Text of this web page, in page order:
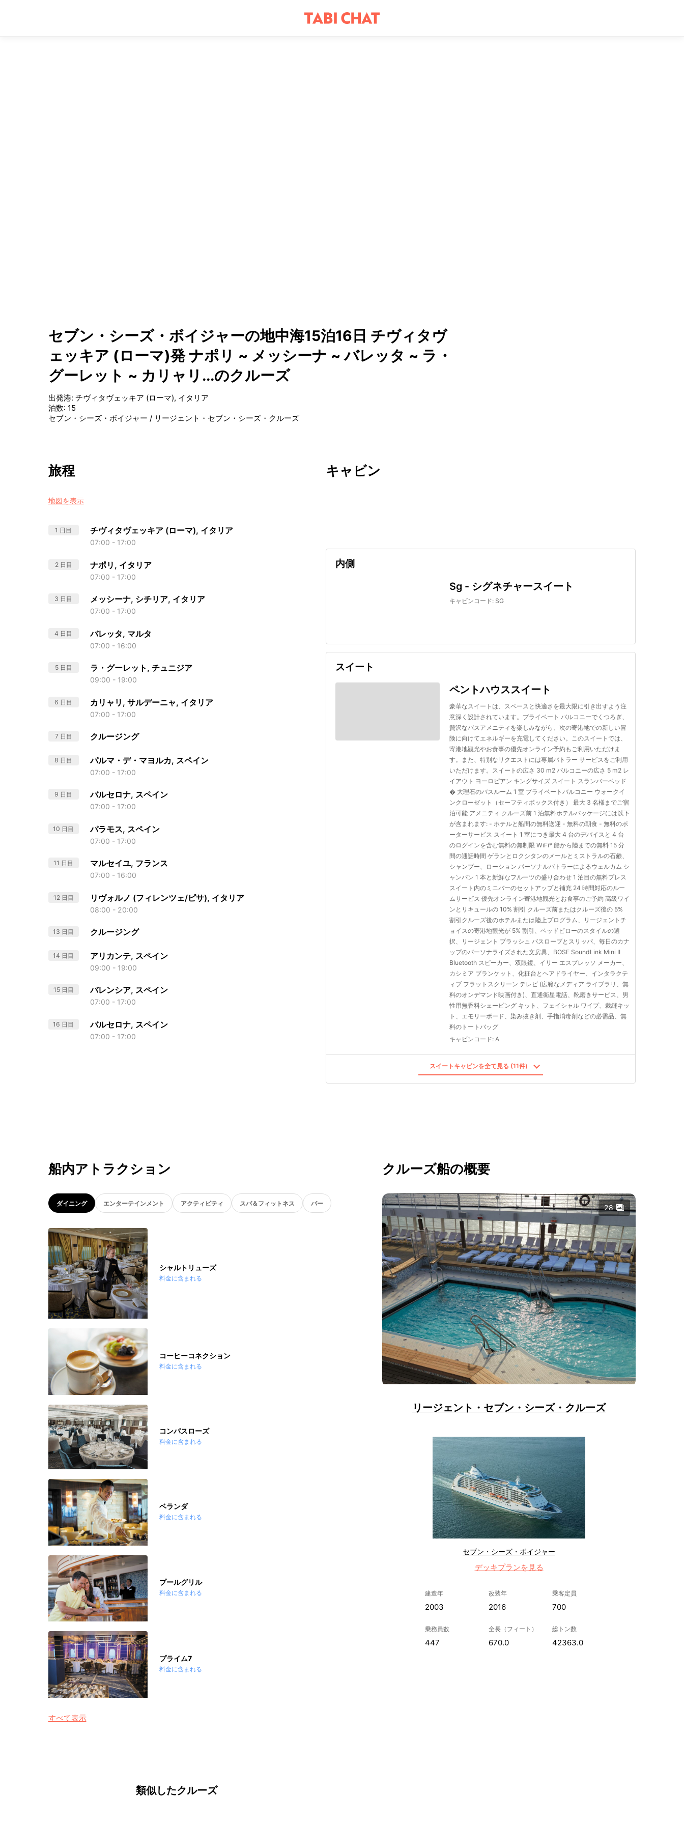
セブン・シーズ・ボイジャーの地中海15泊16日 チヴィタヴ
ェッキア (ローマ)発 ナポリ ~ メッシーナ ~ バレッタ ~ ラ・
グーレット ~ カリャリ...のクルーズ
出発港: チヴィタヴェッキア (ローマ), イタリア
泊数: 15
セブン・シーズ・ボイジャー / リージェント・セブン・シーズ・クルーズ
旅程
地図を表示
1 日目 チヴィタヴェッキア (ローマ), イタリア
07:00 - 17:00
2 日目 ナポリ, イタリア
07:00 - 17:00
3 日目 メッシーナ, シチリア, イタリア
07:00 - 17:00
4 日目 バレッタ, マルタ
07:00 - 16:00
5 日目 ラ・グーレット, チュニジア
09:00 - 19:00
6 日目 カリャリ, サルデーニャ, イタリア
07:00 - 17:00
7 日目 クルージング
8 日目 パルマ・デ・マヨルカ, スペイン
07:00 - 17:00
9 日目 バルセロナ, スペイン
07:00 - 17:00
10 日目 パラモス, スペイン
07:00 - 17:00
11 日目 マルセイユ, フランス
07:00 - 16:00
12 日目 リヴォルノ (フィレンツェ/ピサ), イタリア
08:00 - 20:00
13 日目 クルージング
14 日目 アリカンテ, スペイン
09:00 - 19:00
15 日目 バレンシア, スペイン
07:00 - 17:00
16 日目 バルセロナ, スペイン
07:00 - 17:00
キャビン
内側
Sg - シグネチャースイート
キャビンコード: SG
スイート
ペントハウススイート
豪華なスイートは、スペースと快適さを最大限に引き出すよう注
意深く設計されています。プライベート バルコニーでくつろぎ、
贅沢なバスアメニティを楽しみながら、次の寄港地での新しい冒
険に向けてエネルギーを充電してください。このスイートでは、
寄港地観光やお食事の優先オンライン予約もご利用いただけま
す。また、特別なリクエストには専属バトラー サービスをご利用
いただけます。スイートの広さ 30 m2 バルコニーの広さ 5 m2 レ
イアウト ヨーロピアン キングサイズ スイート スランバーベッド
� 大理石のバスルーム 1 室 プライベートバルコニー ウォークイ
ンクローゼット（セーフティボックス付き） 最大 3 名様までご宿
泊可能 アメニティ クルーズ前 1 泊無料ホテルパッケージには以下
が含まれます: - ホテルと船間の無料送迎 - 無料の朝食 - 無料のポ
ーターサービス スイート 1 室につき最大 4 台のデバイスと 4 台
のログインを含む無料の無制限 WiFi* 船から陸までの無料 15 分
間の通話時間 ゲランとロクシタンのメールとミストラルの石鹸、
シャンプー、ローション パーソナルバトラーによるウェルカム シ
ャンパン 1 本と新鮮なフルーツの盛り合わせ 1 泊目の無料プレス
スイート内のミニバーのセットアップと補充 24 時間対応のルー
ムサービス 優先オンライン寄港地観光とお食事のご予約 高級ワイ
ンとリキュールの 10% 割引 クルーズ前またはクルーズ後の 5%
割引クルーズ後のホテルまたは陸上プログラム、リージェントチ
ョイスの寄港地観光が 5% 割引、ベッドピローのスタイルの選
択、リージェント プラッシュ バスローブとスリッパ、毎日のカナ
ップのパーソナライズされた文房具、BOSE SoundLink Mini II
Bluetooth スピーカー、双眼鏡、イリー エスプレッソ メーカー、
カシミア ブランケット、化粧台とヘアドライヤー、インタラクテ
ィブ フラットスクリーン テレビ (広範なメディア ライブラリ、無
料のオンデマンド映画付き)、直通衛星電話、靴磨きサービス、男
性用無香料シェービング キット、フェイシャル ワイプ、裁縫キッ
ト、エモリーボード、染み抜き剤、手指消毒剤などの必需品、無
料のトートバッグ
キャビンコード: A
スイートキャビンを全て見る (11件)
船内アトラクション
ダイニング エンターテインメント アクティビティ スパ＆フィットネス バー
シャルトリューズ
料金に含まれる
コーヒーコネクション
料金に含まれる
コンパスローズ
料金に含まれる
ベランダ
料金に含まれる
プールグリル
料金に含まれる
プライム7
料金に含まれる
すべて表示
クルーズ船の概要
28
リージェント・セブン・シーズ・クルーズ
セブン・シーズ・ボイジャー
デッキプランを見る
建造年
2003
改装年
2016
乗客定員
700
乗務員数
447
全長（フィート）
670.0
総トン数
42363.0
類似したクルーズ